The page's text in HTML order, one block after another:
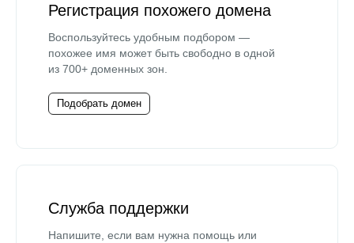
Регистрация похожего домена
Воспользуйтесь удобным подбором —
похожее имя может быть свободно в одной
из 700+ доменных зон.
Подобрать домен
Служба поддержки
Напишите, если вам нужна помощь или